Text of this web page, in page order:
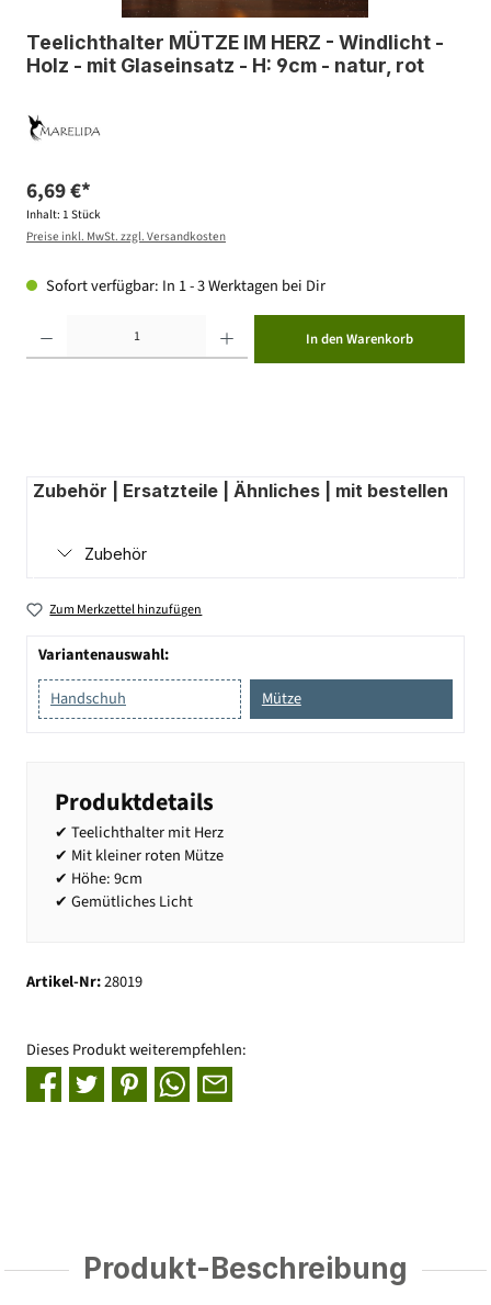
Teelichthalter MÜTZE IM HERZ - Windlicht -
Holz - mit Glaseinsatz - H: 9cm - natur, rot
6,69 €*
Inhalt: 1 Stück
Preise inkl. MwSt. zzgl. Versandkosten
Sofort verfügbar: In 1 - 3 Werktagen bei Dir
In den Warenkorb
Zubehör | Ersatzteile | Ähnliches | mit bestellen
Zubehör
Zum Merkzettel hinzufügen
Variantenauswahl:
Handschuh
Mütze
Produktdetails
✔ Teelichthalter mit Herz
✔ Mit kleiner roten Mütze
✔ Höhe: 9cm
✔ Gemütliches Licht
Artikel-Nr:28019
Dieses Produkt weiterempfehlen:
Produkt-Beschreibung